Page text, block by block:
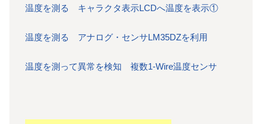
温度を測る キャラクタ表示LCDへ温度を表示①
温度を測る アナログ・センサLM35DZを利用
温度を測って異常を検知 複数1-Wire温度センサ